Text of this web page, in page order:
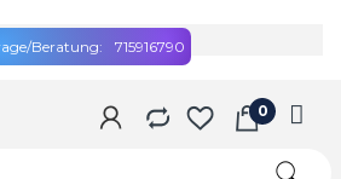
Beratung: 715916790